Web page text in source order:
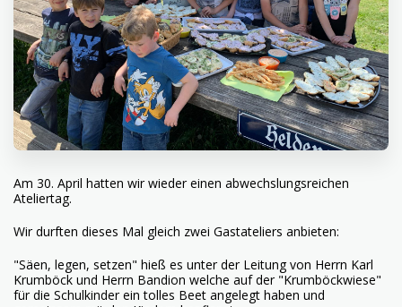
Am 30. April hatten wir wieder einen abwechslungsreichen
Ateliertag.
Wir durften dieses Mal gleich zwei Gastateliers anbieten:
"Säen, legen, setzen" hieß es unter der Leitung von Herrn Karl
Krumböck und Herrn Bandion welche auf der "Krumböckwiese"
für die Schulkinder ein tolles Beet angelegt haben und